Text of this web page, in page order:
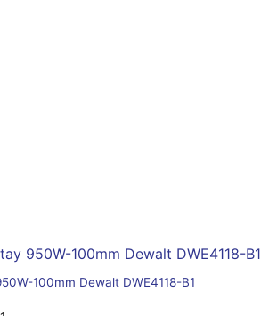
100mm Dewalt DWE4118-B1